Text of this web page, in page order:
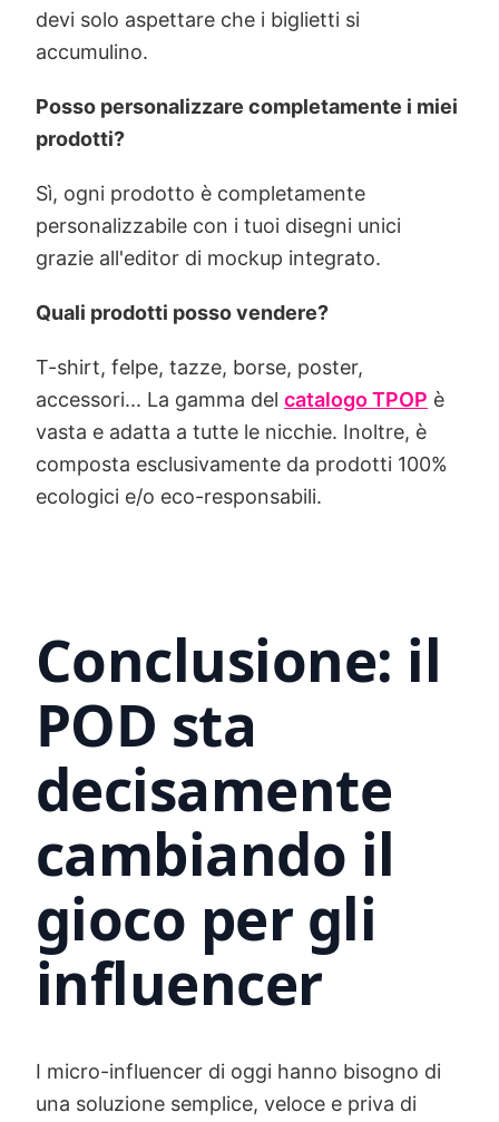
devi solo aspettare che i biglietti si
accumulino.
Posso personalizzare completamente i miei
prodotti?
Sì, ogni prodotto è completamente
personalizzabile con i tuoi disegni unici
grazie all'editor di mockup integrato.
Quali prodotti posso vendere?
T-shirt, felpe, tazze, borse, poster,
accessori... La gamma del catalogo TPOP è
vasta e adatta a tutte le nicchie. Inoltre, è
composta esclusivamente da prodotti 100%
ecologici e/o eco-responsabili.
Conclusione: il
POD sta
decisamente
cambiando il
gioco per gli
influencer
I micro-influencer di oggi hanno bisogno di
una soluzione semplice, veloce e priva di